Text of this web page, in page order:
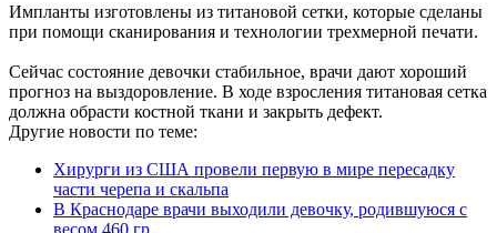
Импланты изготовлены из титановой сетки, которые сделаны
при помощи сканирования и технологии трехмерной печати.
Сейчас состояние девочки стабильное, врачи дают хороший
прогноз на выздоровление. В ходе взросления титановая сетка
должна обрасти костной ткани и закрыть дефект.
Другие новости по теме:
Хирурги из США провели первую в мире пересадку
части черепа и скальпа
В Краснодаре врачи выходили девочку, родившуюся с
весом 460 гр